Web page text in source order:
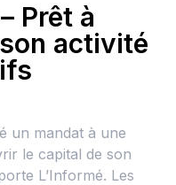
Prêt à
activité
un mandat à une
le capital de son
L’Informé. Les